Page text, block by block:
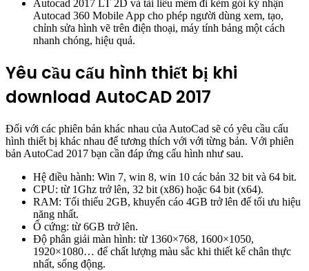
Autocad 2017 LT 2D và tài liêu mềm đi kèm gói ký nhận
Autocad 360 Mobile App cho phép người dùng xem, tạo,
chỉnh sửa hình vẽ trên điện thoại, máy tính bảng một cách
nhanh chóng, hiệu quả.
Yêu cầu cấu hình thiết bị khi
download AutoCAD 2017
Đối với các phiên bản khác nhau của AutoCad sẽ có yêu cầu cấu
hình thiết bị khác nhau để tương thích với với từng bản. Với phiên
bản AutoCad 2017 bạn cần đáp ứng cấu hình như sau.
Hệ điều hành: Win 7, win 8, win 10 các bản 32 bit và 64 bit.
CPU: từ 1Ghz trở lên, 32 bit (x86) hoặc 64 bit (x64).
RAM: Tối thiểu 2GB, khuyến cáo 4GB trở lên để tối ưu hiệu
năng nhất.
Ổ cứng: từ 6GB trở lên.
Độ phân giải màn hình: từ 1360×768, 1600×1050,
1920×1080… để chất lượng màu sắc khi thiết kế chân thực
nhất, sống động.